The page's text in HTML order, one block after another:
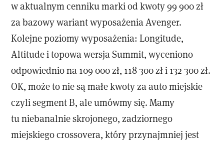
w aktualnym cenniku marki od kwoty 99 900 zł
za bazowy wariant wyposażenia Avenger.
Kolejne poziomy wyposażenia: Longitude,
Altitude i topowa wersja Summit, wyceniono
odpowiednio na 109 000 zł, 118 300 zł i 132 300 zł.
OK, może to nie są małe kwoty za auto miejskie
czyli segment B, ale umówmy się. Mamy
tu niebanalnie skrojonego, zadziornego
miejskiego crossovera, który przynajmniej jest